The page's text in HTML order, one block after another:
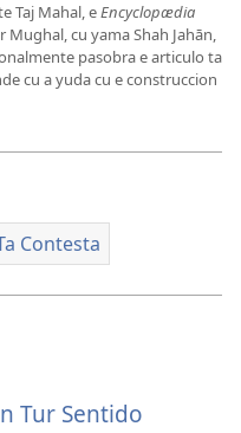
Taj Mahal, eEncyclopædia
cu yama Shah Jahān,
pasobra e articulo ta
cu a yuda cu e construccion
Contesta
Tur Sentido